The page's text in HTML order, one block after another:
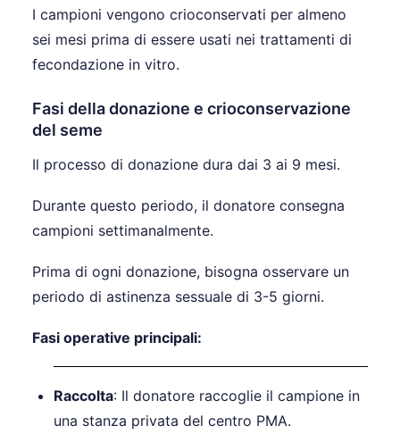
I campioni vengono crioconservati per almeno
sei mesi prima di essere usati nei trattamenti di
fecondazione in vitro.
Fasi della donazione e crioconservazione
del seme
Il processo di donazione dura dai 3 ai 9 mesi.
Durante questo periodo, il donatore consegna
campioni settimanalmente.
Prima di ogni donazione, bisogna osservare un
periodo di astinenza sessuale di 3-5 giorni.
Fasi operative principali:
Raccolta: Il donatore raccoglie il campione in
una stanza privata del centro PMA.